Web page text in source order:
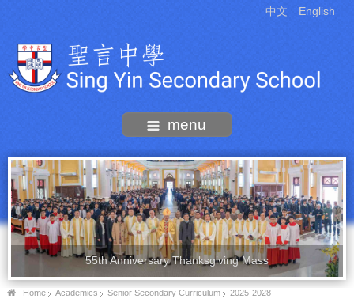
中文 English
menu
55th Anniversary Thanksgiving Mass
Home Academics Senior Secondary Curriculum 2025-2028